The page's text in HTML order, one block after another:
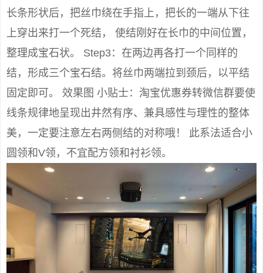
长条形状后，把丝巾绕在手指上，把长的一端从下往
上穿出来打一个死结， 使结刚好在长巾的中间位置，
整理成宝石状。 Step3：在两边再各打一个同样的
结，形成三个宝石结。将丝巾两端拉到颈后，以平结
固定即可。 效果图 小贴士：淘宝优惠券转微信群要使
线条规律地呈现出井然有序、兼具感性与理性的整体
美，一定要注意左右两侧结的对称哦！ 此系法适合小
圆领和V领，不宜配方领和衬衫领。